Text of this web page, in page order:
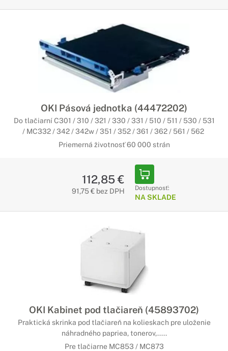
OKI Pásová jednotka (44472202)
Do tlačiarní C301 / 310 / 321 / 330 / 331 / 510 / 511 / 530 / 531
/ MC332 / 342 / 342w / 351 / 352 / 361 / 362 / 561 / 562
Priemerná životnosť 60 000 strán
112,85 €
91,75 € bez DPH Dostupnosť:
NA SKLADE
OKI Kabinet pod tlačiareň (45893702)
Praktická skrinka pod tlačiareň na kolieskach pre uloženie
náhradného papriea, tonerov,.....
Pre tlačiarne MC853 / MC873